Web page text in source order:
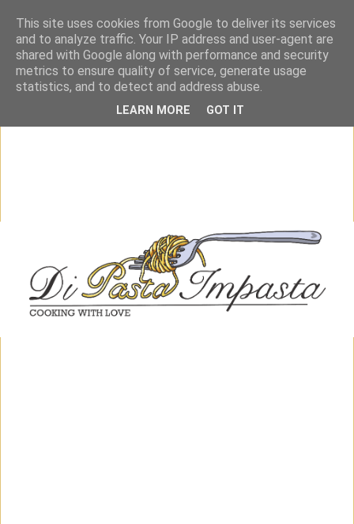
This site uses cookies from Google to deliver its services
and to analyze traffic. Your IP address and user-agent are
shared with Google along with performance and security
metrics to ensure quality of service, generate usage
statistics, and to detect and address abuse.
LEARN MORE GOT IT